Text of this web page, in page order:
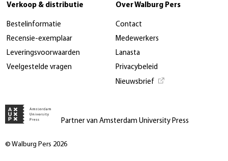
Verkoop & distributie
Bestelinformatie
Recensie-exemplaar
Leveringsvoorwaarden
Veelgestelde vragen
Over Walburg Pers
Contact
Medewerkers
Lanasta
Privacybeleid
Nieuwsbrief
Partner van Amsterdam University Press
© Walburg Pers 2026